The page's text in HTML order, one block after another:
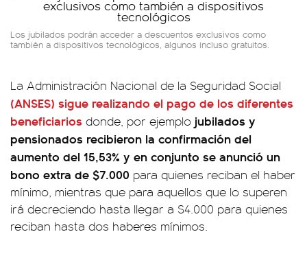
Los jubilados podrán acceder a descuentos exclusivos como
también a dispositivos tecnológicos, algunos incluso gratuitos.
La Administración Nacional de la Seguridad Social
(ANSES) sigue realizando el pago de los diferentes
beneficiarios donde, por ejemplo jubilados y
pensionados recibieron la confirmación del
aumento del 15,53% y en conjunto se anunció un
bono extra de $7.000 para quienes reciban el haber
mínimo, mientras que para aquellos que lo superen
irá decreciendo hasta llegar a $4.000 para quienes
reciban hasta dos haberes mínimos.